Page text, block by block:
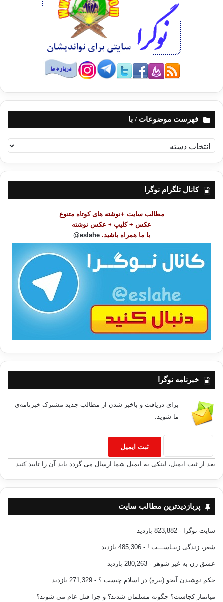
فهرست موضوعات / با
ه
ر
کانال تلگرام نوگرا
مطالب سایت +نوشته های کوتاه متنوع
عکس + کلیپ + عکس نوشته
با ما همراه باشید. eslahe@
خبرنامه نوگرا
برای دریافت و باخبر شدن از مطالب جدید مشترک خبرنامه‌ی
ما شوید.
بعد از ثبت ایمیل، لینکی به ایمیل شما ارسال می گردد باید آن را تایید کنید.
پربازدیدترین مطالب سایت
سایت نوگرا - 823,882 بازدید
شعر، زندگی زیبـاســـت ! - 485,306 بازدید
عشق زن به غیر شوهر - 280,263 بازدید
حکم نوشیدن آبجو (بیره) در اسلام چیست ؟ - 271,329 بازدید
میانمار کجاست؟ چگونه مسلمان شدند؟ و چرا قتل عام می شوند؟ -